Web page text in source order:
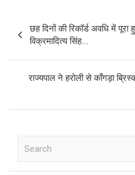
navigation
छह दिनों की रिकॉर्ड अवधि में पूरा
विक्रमादित्य सिंह….
राज्यपाल ने हरोली से काँगड़ा